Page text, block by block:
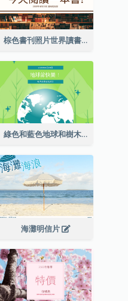
棕色書刊照片世界讀書日明信片
綠色和藍色地球和樹木插圖地球日明信片
海灘明信片